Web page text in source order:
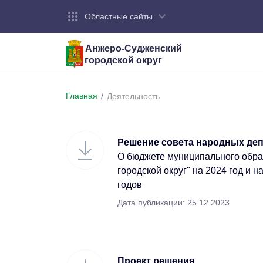
Областные сайты
Анжеро-Судженский
городской округ
Бюджет
Главная / Деятельность
Решение совета народных
О бюджете муниципального
городской округ" на 2024 год и
годов
Дата публикации: 25.12.2023
Проект решения